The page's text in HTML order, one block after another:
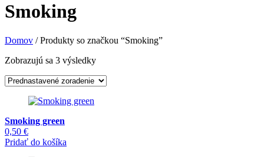
Smoking
Domov / Produkty so značkou “Smoking”
Zobrazujú sa 3 výsledky
Smoking green
0,50 €
Pridať do košíka